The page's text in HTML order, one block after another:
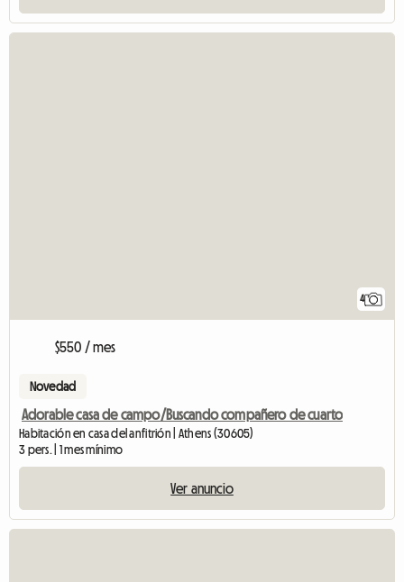
4
$550 / mes
Novedad
Adorable casa de campo/Buscando compañero de cuarto
Habitación en casa del anfitrión | Athens (30605)
3 pers. | 1 mes mínimo
Ver anuncio